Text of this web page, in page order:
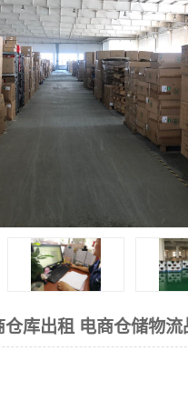
库出租 电商仓储物流
上海托管仓库
上海仓储服务
上海电商代发